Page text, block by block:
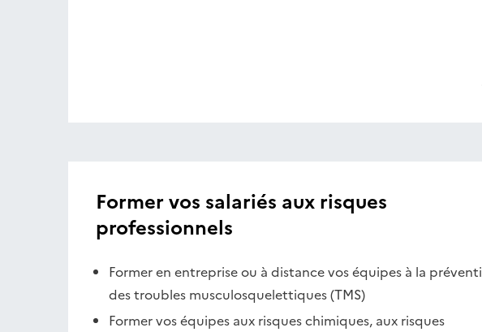
Former vos salariés aux risques
professionnels
Former en entreprise ou à distance vos équipes à la
des troubles musculosquelettiques (TMS)
Former vos équipes aux risques chimiques, aux risques